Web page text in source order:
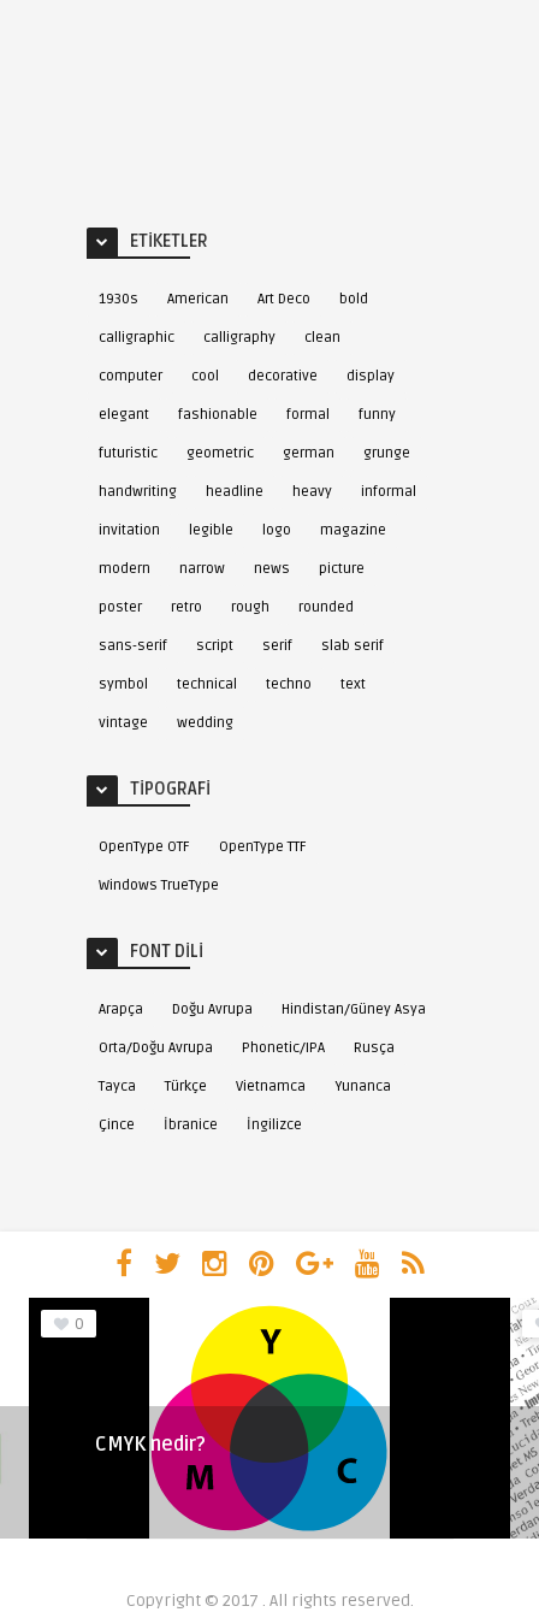
ETIKETLER
1930s American Art Deco bold
calligraphic calligraphy clean
computer cool decorative display
elegant fashionable formal funny
futuristic geometric german grunge
handwriting headline heavy informal
invitation legible logo magazine
modern narrow news picture
poster retro rough rounded
sans-serif script serif slab serif
symbol technical techno text
vintage wedding
TIPOGRAFI
OpenType OTF OpenType TTF
Windows TrueType
FONT DILI
Arapça Doğu Avrupa Hindistan/Güney Asya
Orta/Doğu Avrupa Phonetic/IPA Rusça
Tayca Türkçe Vietnamca Yunanca
Çince İbranice İngilizce
0
CMYK nedir?
Copyright © 2017 . All rights reserved.